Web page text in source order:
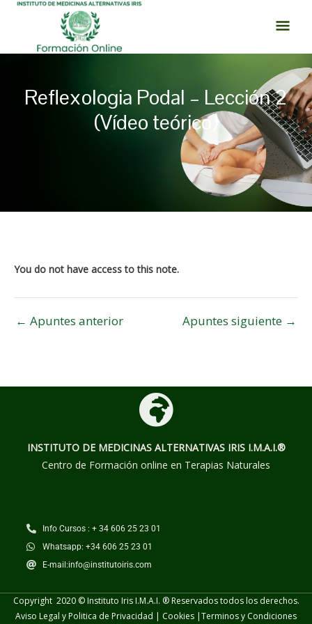
contenido
Reflexologia Podal – Lección 2
(Vídeo teórico)
You do not have access to this note.
entradas
← Apuntes anterior Apuntes siguiente →
INSTITUTO DE MEDICINAS ALTERNATIVAS IRIS I.M.A.I.®
Centro de Formación online en Terapias Naturales
Info Cursos : + 34 606 25 23 01
Whatsapp: +34 606 25 23 01
E-mail:info@institutoiris.com
Copyright 2020 © Instituto Iris I.M.A.I. ® Reservados todos los derechos.
Aviso Legal y Politica de Privacidad | Cookies |Terminos y Condiciones